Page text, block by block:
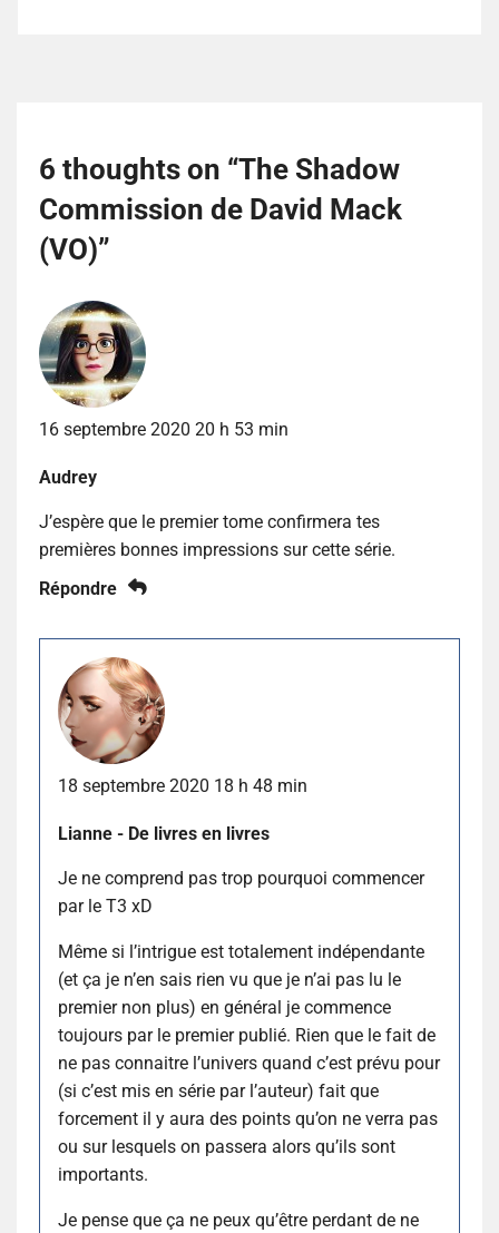
6 thoughts on “The Shadow
Commission de David Mack
(VO)”
16 septembre 2020 20 h 53 min
Audrey
J’espère que le premier tome confirmera tes
premières bonnes impressions sur cette série.
Répondre
18 septembre 2020 18 h 48 min
Lianne - De livres en livres
Je ne comprend pas trop pourquoi commencer
par le T3 xD
Même si l’intrigue est totalement indépendante
(et ça je n’en sais rien vu que je n’ai pas lu le
premier non plus) en général je commence
toujours par le premier publié. Rien que le fait de
ne pas connaitre l’univers quand c’est prévu pour
(si c’est mis en série par l’auteur) fait que
forcement il y aura des points qu’on ne verra pas
ou sur lesquels on passera alors qu’ils sont
importants.
Je pense que ça ne peux qu’être perdant de ne